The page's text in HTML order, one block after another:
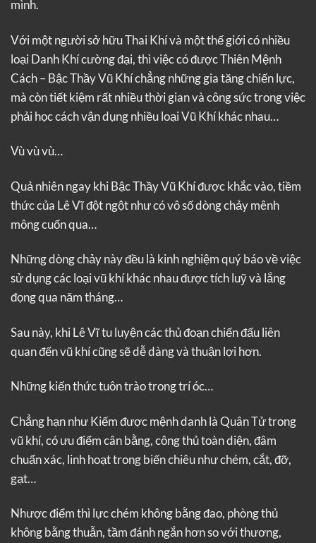
mình.
Với một người sở hữu Thai Khí và một thế giới có nhiều
loại Danh Khí cường đại, thì việc có được Thiên Mệnh
Cách – Bậc Thầy Vũ Khí chẳng những gia tăng chiến lực,
mà còn tiết kiệm rất nhiều thời gian và công sức trong việc
phải học cách vận dụng nhiều loại Vũ Khí khác nhau…
Vù vù vù…
Quả nhiên ngay khi Bậc Thầy Vũ Khí được khắc vào, tiềm
thức của Lê Vĩ đột ngột như có vô số dòng chảy mênh
mông cuốn qua…
Những dòng chảy này đều là kinh nghiệm quý báo về việc
sử dụng các loại vũ khí khác nhau được tích luỹ và lắng
đọng qua năm tháng…
Sau này, khi Lê Vĩ tu luyện các thủ đoạn chiến đấu liên
quan đến vũ khí cũng sẽ dễ dàng và thuận lợi hơn.
Những kiến thức tuôn trào trong trí óc…
Chẳng hạn như Kiếm được mệnh danh là Quân Tử trong
vũ khí, có ưu điểm cân bằng, công thủ toàn diện, đâm
chuẩn xác, linh hoạt trong biến chiêu như chém, cắt, đỡ,
gạt…
Nhược điểm thì lực chém không bằng đao, phòng thủ
không bằng thuẫn, tầm đánh ngắn hơn so với thương,